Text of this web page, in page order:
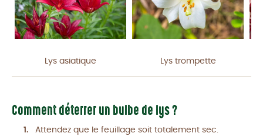
Lys asiatique Lys trompette
Comment déterrer un bulbe de lys ?
Attendez que le feuillage soit totalement sec.